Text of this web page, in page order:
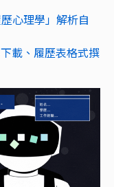
心理學」解析自
載、履歷表格式撰